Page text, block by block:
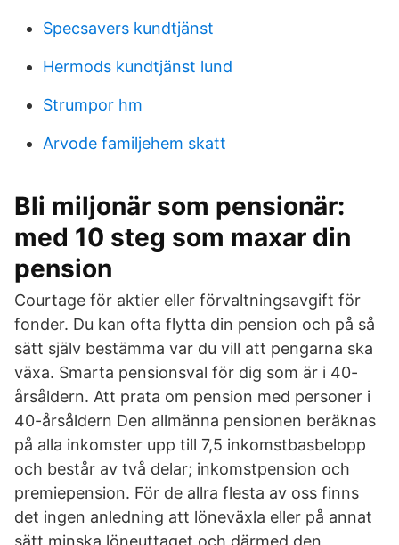
Specsavers kundtjänst
Hermods kundtjänst lund
Strumpor hm
Arvode familjehem skatt
Bli miljonär som pensionär:
med 10 steg som maxar din
pension
Courtage för aktier eller förvaltningsavgift för
fonder. Du kan ofta flytta din pension och på så
sätt själv bestämma var du vill att pengarna ska
växa. Smarta pensionsval för dig som är i 40-
årsåldern. Att prata om pension med personer i
40-årsåldern Den allmänna pensionen beräknas
på alla inkomster upp till 7,5 inkomstbasbelopp
och består av två delar; inkomstpension och
premiepension. För de allra flesta av oss finns
det ingen anledning att löneväxla eller på annat
sätt minska löneuttaget och därmed den